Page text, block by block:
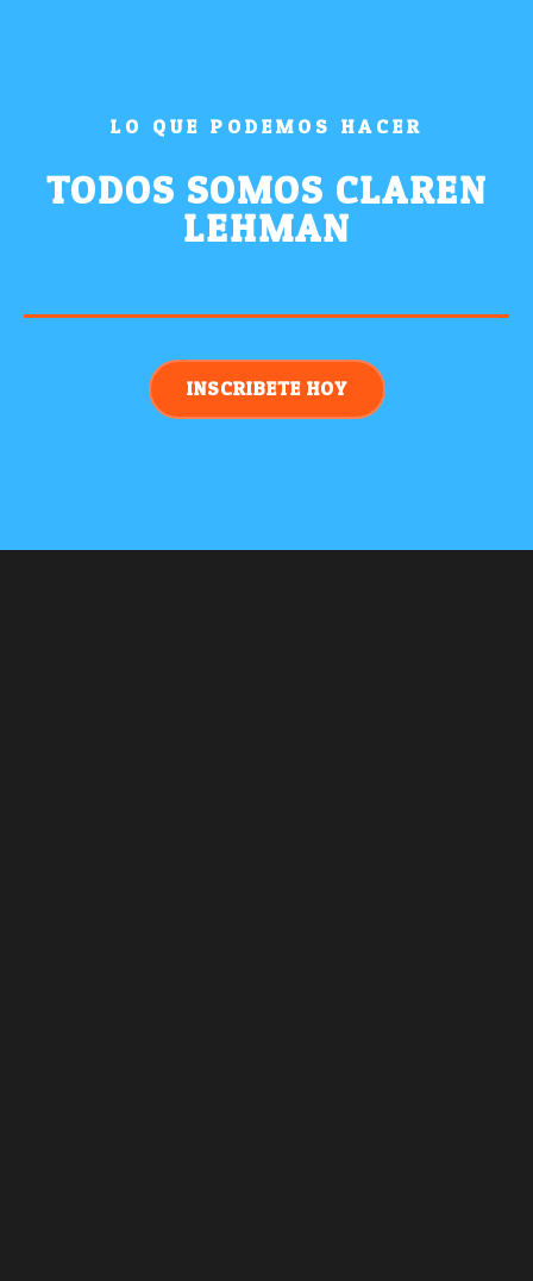
LO QUE PODEMOS HACER
TODOS SOMOS CLAREN
LEHMAN
INSCRIBETE HOY